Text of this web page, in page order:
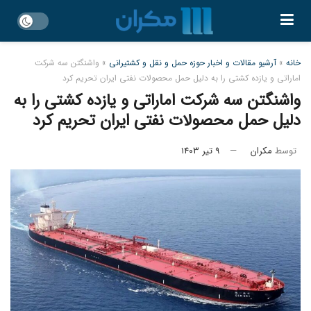
خانه » آرشیو مقالات و اخبار حوزه حمل و نقل و کشتیرانی » واشنگتن سه شرکت
اماراتی و یازده کشتی را به دلیل حمل محصولات نفتی ایران تحریم کرد
واشنگتن سه شرکت اماراتی و یازده کشتی را به
دلیل حمل محصولات نفتی ایران تحریم کرد
توسط مکران ۹ تیر ۱۴۰۳